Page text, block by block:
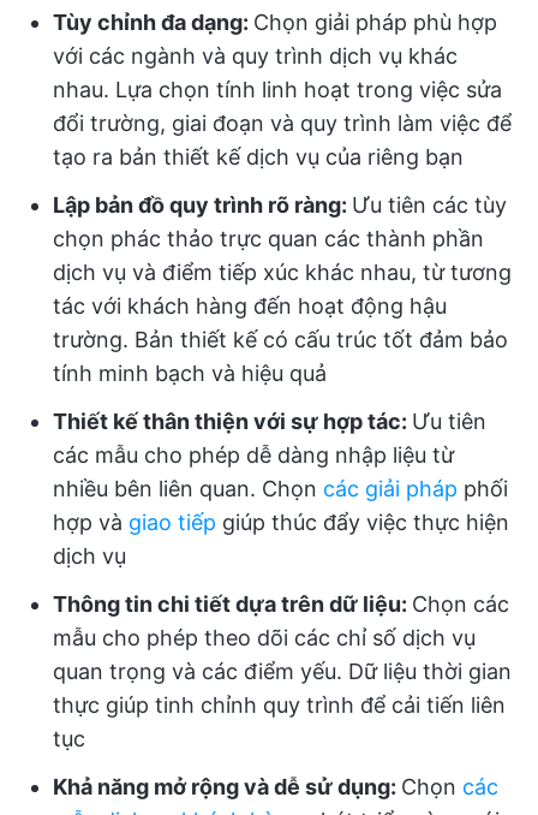
Tùy chỉnh đa dạng: Chọn giải pháp phù hợp
với các ngành và quy trình dịch vụ khác
nhau. Lựa chọn tính linh hoạt trong việc sửa
đổi trường, giai đoạn và quy trình làm việc để
tạo ra bản thiết kế dịch vụ của riêng bạn
Lập bản đồ quy trình rõ ràng: Ưu tiên các tùy
chọn phác thảo trực quan các thành phần
dịch vụ và điểm tiếp xúc khác nhau, từ tương
tác với khách hàng đến hoạt động hậu
trường. Bản thiết kế có cấu trúc tốt đảm bảo
tính minh bạch và hiệu quả
Thiết kế thân thiện với sự hợp tác: Ưu tiên
các mẫu cho phép dễ dàng nhập liệu từ
nhiều bên liên quan. Chọn các giải pháp phối
hợp và giao tiếp giúp thúc đẩy việc thực hiện
dịch vụ
Thông tin chi tiết dựa trên dữ liệu: Chọn các
mẫu cho phép theo dõi các chỉ số dịch vụ
quan trọng và các điểm yếu. Dữ liệu thời gian
thực giúp tinh chỉnh quy trình để cải tiến liên
tục
Khả năng mở rộng và dễ sử dụng: Chọn các